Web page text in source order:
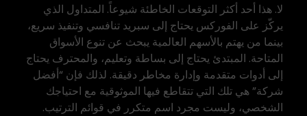
لا. هذا أحد أكثر التوقعات الخاطئة شيوعاً. المتداول الذي
يركّز على الفوركس يحتاج إلى سبريد تنافسي وتنفيذ سريع،
بينما من يهتم بالأسهم العالمية يبحث عن تنوع الأسواق
المتاحة. المبتدئ يحتاج إلى بساطة وتعليم، والمحترف يحتاج
إلى أدوات متقدمة وإدارة مخاطر دقيقة. لذلك فإن “أفضل
شركة” هي تلك التي تتقاطع فيها الموثوقية مع احتياجك
الشخصي، وليست مجرد اسم متكرر في قوائم الترتيب.